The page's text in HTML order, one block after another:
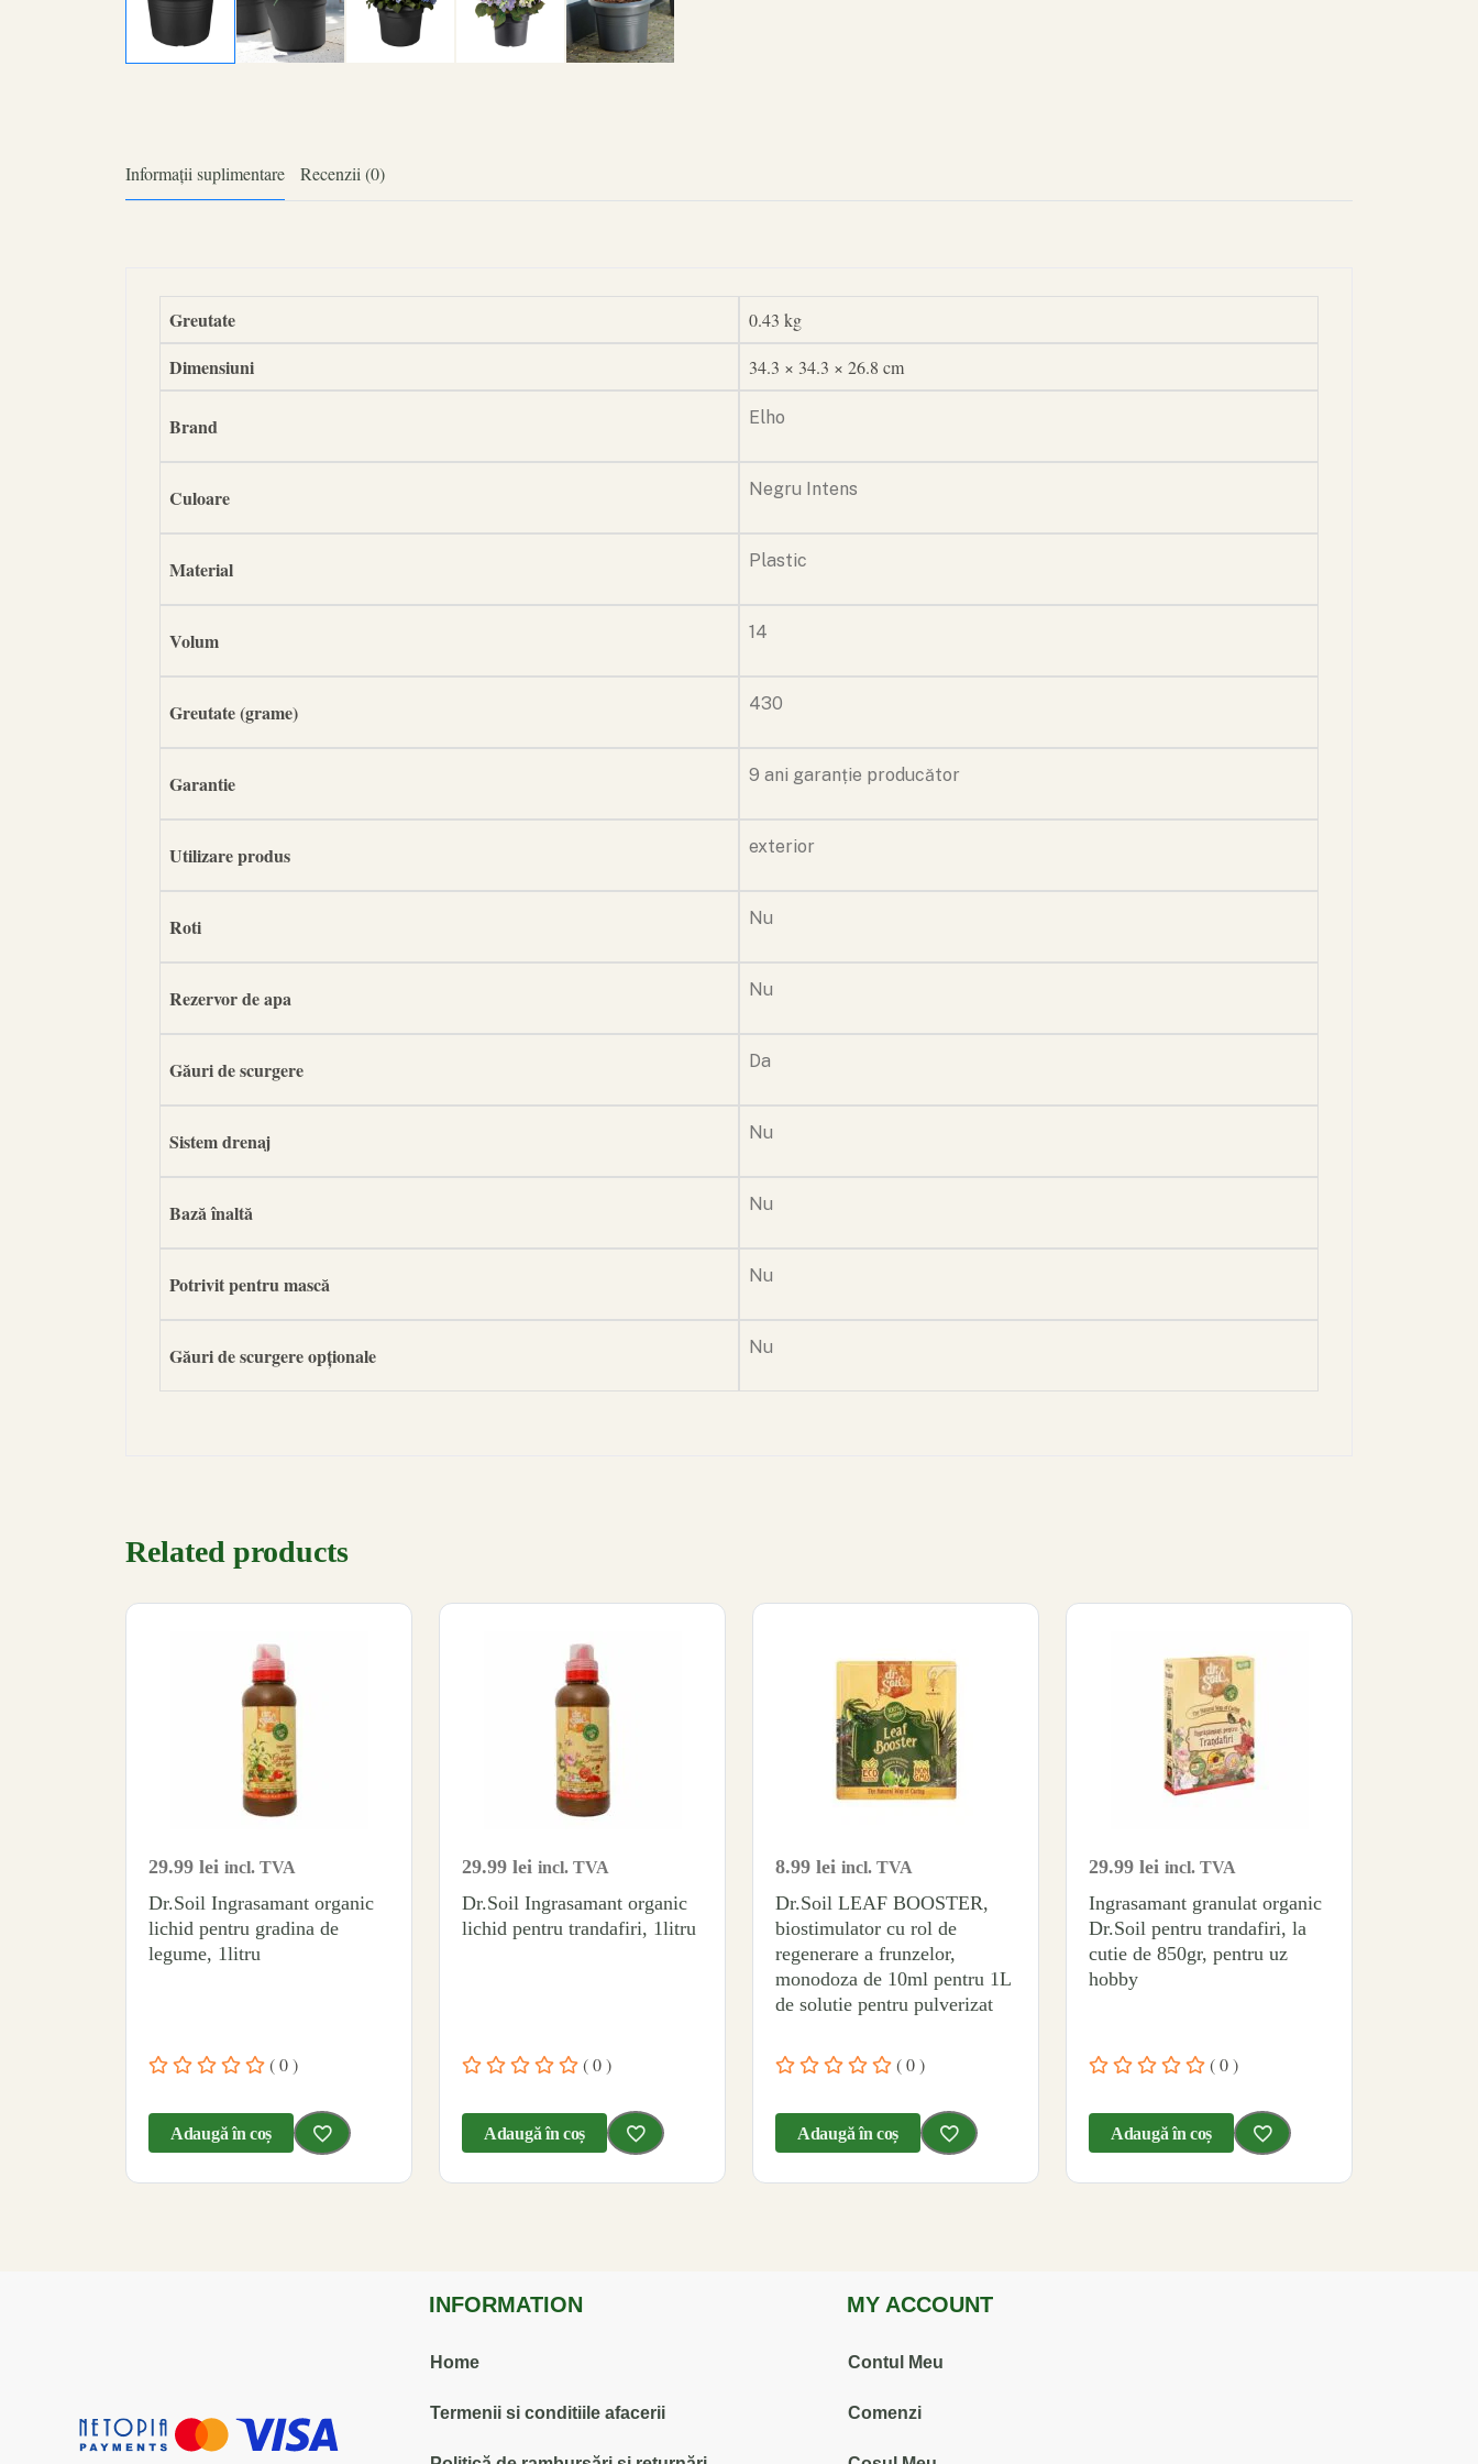
Informații suplimentare Recenzii (0)
Greutate 0.43 kg
Dimensiuni 34.3 × 34.3 × 26.8 cm
Brand Elho
Culoare Negru Intens
Material Plastic
Volum 14
Greutate (grame) 430
Garantie 9 ani garanție producător
Utilizare produs exterior
Roti Nu
Rezervor de apa Nu
Găuri de scurgere Da
Sistem drenaj Nu
Bază înaltă Nu
Potrivit pentru mască Nu
Găuri de scurgere opționale Nu
Related products
29.99 lei incl. TVA
Dr.Soil Ingrasamant organic
lichid pentru gradina de
legume, 1litru
( 0 )
Adaugă în coș
29.99 lei incl. TVA
Dr.Soil Ingrasamant organic
lichid pentru trandafiri, 1litru
( 0 )
Adaugă în coș
8.99 lei incl. TVA
Dr.Soil LEAF BOOSTER,
biostimulator cu rol de
regenerare a frunzelor,
monodoza de 10ml pentru 1L
de solutie pentru pulverizat
( 0 )
Adaugă în coș
29.99 lei incl. TVA
Ingrasamant granulat organic
Dr.Soil pentru trandafiri, la
cutie de 850gr, pentru uz
hobby
( 0 )
Adaugă în coș
INFORMATION
Home
Termenii si conditiile afacerii
MY ACCOUNT
Contul Meu
Comenzi